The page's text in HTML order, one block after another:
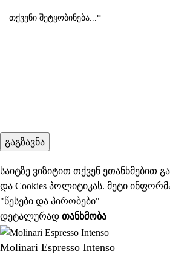
საიტზე ვიზიტით თქვენ ეთანხმებით
და Cookies პოლიტიკას. მეტი
"წესები და პირობები"
დეტალურად ᲗᲐᲜᲮᲛᲝᲑᲐ
Molinari Espresso Intenso